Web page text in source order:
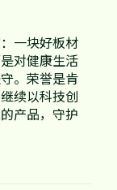
一块好板材
对健康生活
。荣誉是肯
续以科技创
产品，守护